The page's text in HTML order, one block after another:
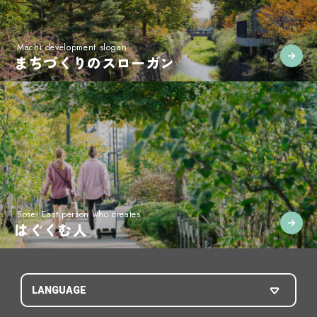
まちづくりのスローガン
はぐくむ人
LANGUAGE